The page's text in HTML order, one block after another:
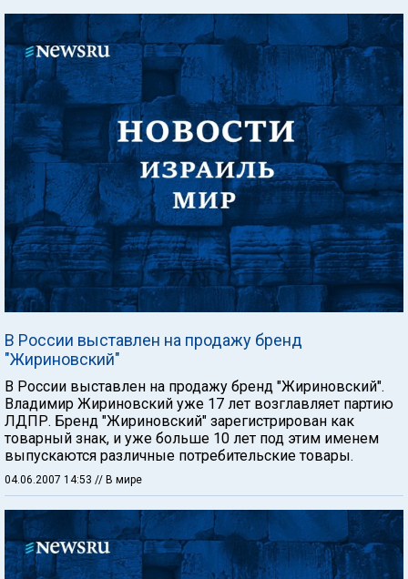
В России выставлен на продажу бренд
"Жириновский"
В России выставлен на продажу бренд "Жириновский".
Владимир Жириновский уже 17 лет возглавляет партию
ЛДПР. Бренд "Жириновский" зарегистрирован как
товарный знак, и уже больше 10 лет под этим именем
выпускаются различные потребительские товары.
04.06.2007 14:53 // В мире